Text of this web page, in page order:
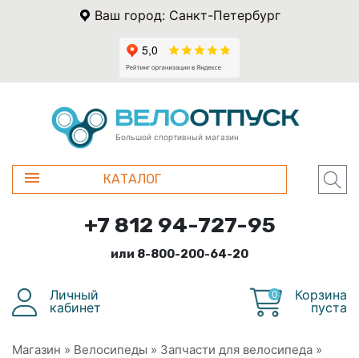
Ваш город: Санкт-Петербург
Большой спортивный магазин
КАТАЛОГ
+7 812 94-727-95
или 8-800-200-64-20
Личный
кабинет
0
Корзина
пуста
Магазин » Велосипеды » Запчасти для велосипеда »